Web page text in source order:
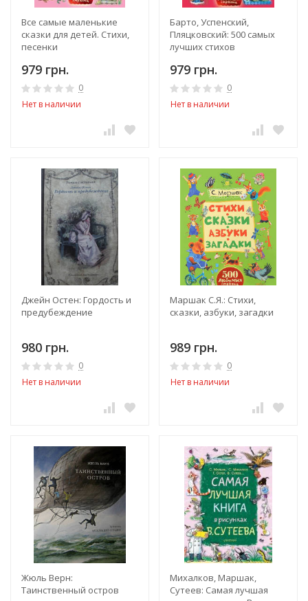
Все самые маленькие
сказки для детей. Стихи,
песенки
979 грн.
0
Нет в наличии
Барто, Успенский,
Пляцковский: 500 самых
лучших стихов
979 грн.
0
Нет в наличии
Джейн Остен: Гордость и
предубеждение
980 грн.
0
Нет в наличии
Маршак С.Я.: Стихи,
сказки, азбуки, загадки
989 грн.
0
Нет в наличии
Жюль Верн:
Таинственный остров
Михалков, Маршак,
Сутеев: Самая лучшая